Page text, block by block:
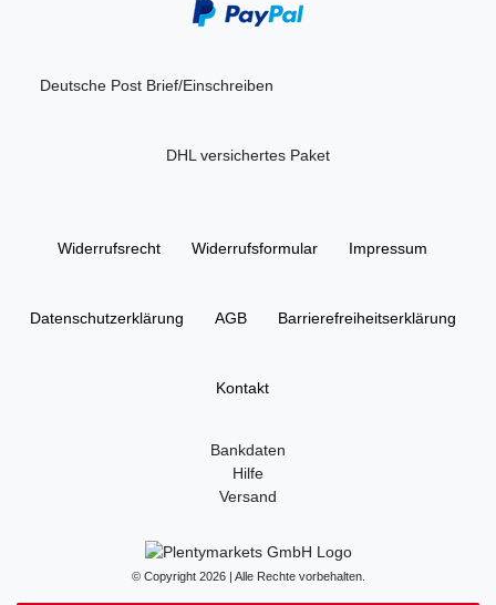
Deutsche Post Brief/Einschreiben
DHL versichertes Paket
Widerrufs­recht Widerrufs­formular Impressum
Daten­schutz­erklärung AGB Barrierefreiheitserklärung
Kontakt
Bankdaten
Hilfe
Versand
© Copyright 2026 | Alle Rechte vorbehalten.